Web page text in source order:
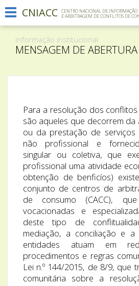
Menu
Informação institucional
O que fazemos
Contactos
CNIACC CENTRO NACIONAL DE INFORMAÇÃO
E ARBITRAGEM DE CONFLITOS DE
informação institucional
MENSAGEM DE ABERTURA
Para a resolução dos
são aqueles que decorrem da
ou da prestação de serviços
não profissional e
singular ou coletiva, que
profissional uma atividade
obtenção de benficíos)
conjunto de centros de
de consumo (CACC),
vocacionadas e
deste tipo de
mediação, a conciliação e a
entidades atuam em
procedimentos e regras
Lei n.º 144/2015, de 8/9, que
comunitária sobre a